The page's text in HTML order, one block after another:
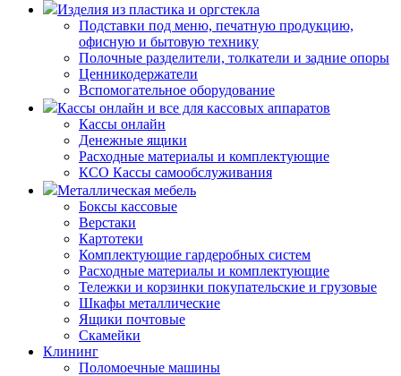
Изделия из пластика и оргстекла
Подставки под меню, печатную продукцию,
офисную и бытовую технику
Полочные разделители, толкатели и задние опоры
Ценникодержатели
Вспомогательное оборудование
Кассы онлайн и все для кассовых аппаратов
Кассы онлайн
Денежные ящики
Расходные материалы и комплектующие
КСО Кассы самообслуживания
Металлическая мебель
Боксы кассовые
Верстаки
Картотеки
Комплектующие гардеробных систем
Расходные материалы и комплектующие
Тележки и корзинки покупательские и грузовые
Шкафы металлические
Ящики почтовые
Скамейки
Клининг
Поломоечные машины